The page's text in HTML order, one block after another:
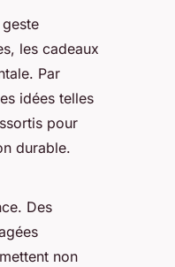
les cadeaux
Par
idées telles
pour
durable.
Des
non